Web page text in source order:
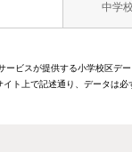
中学
ビスが提供する小学校区
ト上で記述通り、データは